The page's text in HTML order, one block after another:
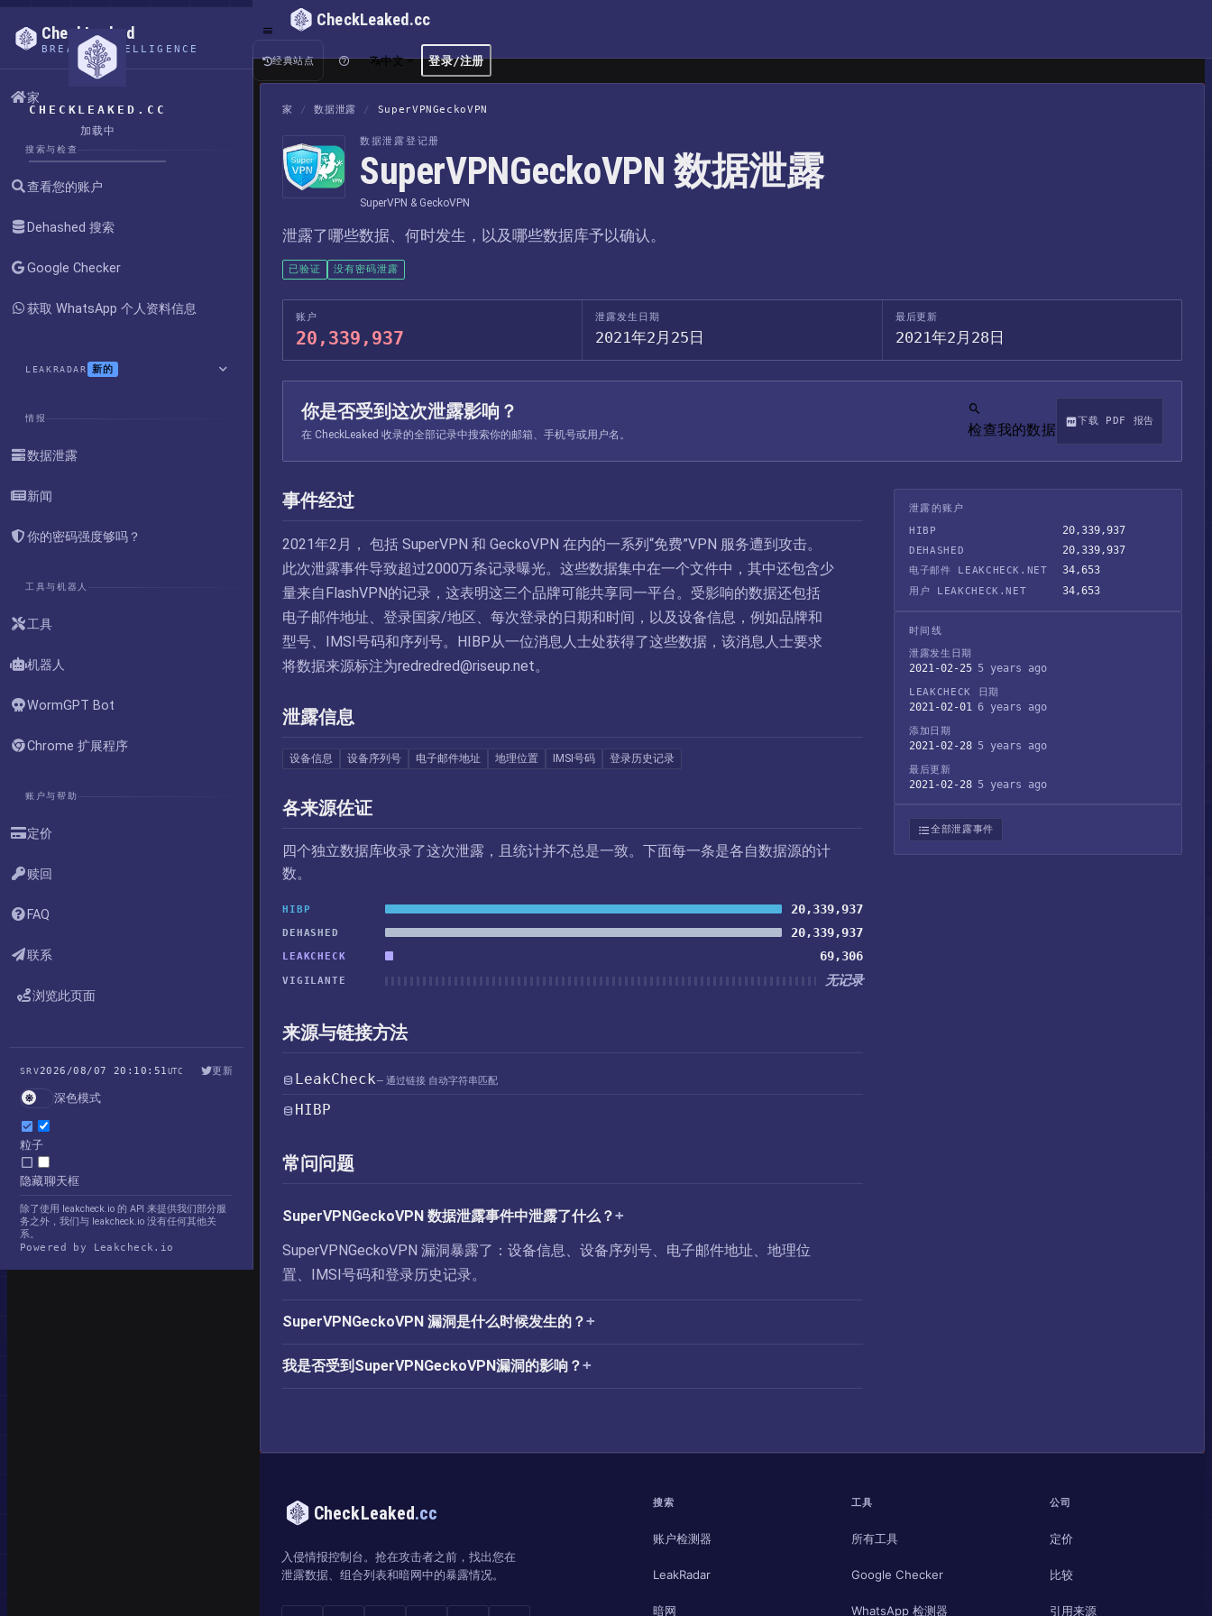
CHECKLEAKED.CC
加载中
CheckLeaked
BREACH INTELLIGENCE
家
搜索与检查
查看您的账户
Dehashed 搜索
Google Checker
获取 WhatsApp 个人资料信息
LEAKRADAR 新的
情报
数据泄露
新闻
你的密码强度够吗？
工具与机器人
工具
机器人
WormGPT Bot
Chrome 扩展程序
账户与帮助
定价
赎回
FAQ
联系
浏览此页面
SRV2026/08/07 20:10:51UTC 更新
深色模式
粒子
隐藏聊天框
除了使用 leakcheck.io 的 API 来提供我们部分服
务之外，我们与 leakcheck.io 没有任何其他关
系。
Powered by Leakcheck.io
CheckLeaked.cc
经典站点 中文 登录/注册
家 / 数据泄露 / SuperVPNGeckoVPN
数据泄露登记册
SuperVPNGeckoVPN 数据泄露
SuperVPN & GeckoVPN
泄露了哪些数据、何时发生，以及哪些数据库予以确认。
已验证 没有密码泄露
账户
20,339,937
泄露发生日期
2021年2月25日
最后更新
2021年2月28日
你是否受到这次泄露影响？
在 CheckLeaked 收录的全部记录中搜索你的邮箱、手机号或用户名。 检查我的数据
下载 PDF 报告
事件经过
2021年2月， 包括 SuperVPN 和 GeckoVPN 在内的一系列“免费”VPN 服务遭到攻击。
此次泄露事件导致超过2000万条记录曝光。这些数据集中在一个文件中，其中还包含少
量来自FlashVPN的记录，这表明这三个品牌可能共享同一平台。受影响的数据还包括
电子邮件地址、登录国家/地区、每次登录的日期和时间，以及设备信息，例如品牌和
型号、IMSI号码和序列号。HIBP从一位消息人士处获得了这些数据，该消息人士要求
将数据来源标注为redredred@riseup.net。
泄露信息
设备信息 设备序列号 电子邮件地址 地理位置 IMSI号码 登录历史记录
各来源佐证
四个独立数据库收录了这次泄露，且统计并不总是一致。下面每一条是各自数据源的计
数。
HIBP 20,339,937
DEHASHED 20,339,937
LEAKCHECK 69,306
VIGILANTE 无记录
来源与链接方法
LeakCheck— 通过链接 自动字符串匹配
HIBP
常问问题
SuperVPNGeckoVPN 数据泄露事件中泄露了什么？
SuperVPNGeckoVPN 漏洞暴露了：设备信息、设备序列号、电子邮件地址、地理位
置、IMSI号码和登录历史记录。
SuperVPNGeckoVPN 漏洞是什么时候发生的？
我是否受到SuperVPNGeckoVPN漏洞的影响？
泄露的账户
HIBP
20,339,937
DEHASHED 20,339,937
电子邮件 LEAKCHECK.NET 34,653
用户 LEAKCHECK.NET 34,653
时间线
泄露发生日期
2021-02-25 5 years ago
LEAKCHECK 日期
2021-02-01 6 years ago
添加日期
2021-02-28 5 years ago
最后更新
2021-02-28 5 years ago
全部泄露事件
CheckLeaked.cc
入侵情报控制台。抢在攻击者之前，找出您在
泄露数据、组合列表和暗网中的暴露情况。
搜索
账户检测器
LeakRadar
暗网
工具
所有工具
Google Checker
WhatsApp 检测器
公司
定价
比较
引用来源